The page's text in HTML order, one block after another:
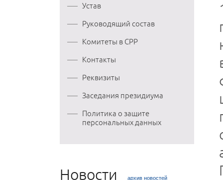
Устав
Руководящий состав
Комитеты в СРР
Контакты
Реквизиты
Заседания президиума
Политика о защите
персональных данных
Новости архив новостей